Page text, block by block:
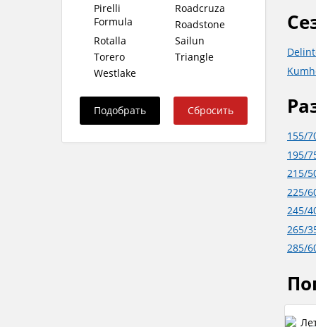
Pirelli
Formula
Roadcruza
Roadstone
Rotalla
Sailun
Torero
Triangle
Westlake
155/
195/
215/
225/
245/
265/
285/